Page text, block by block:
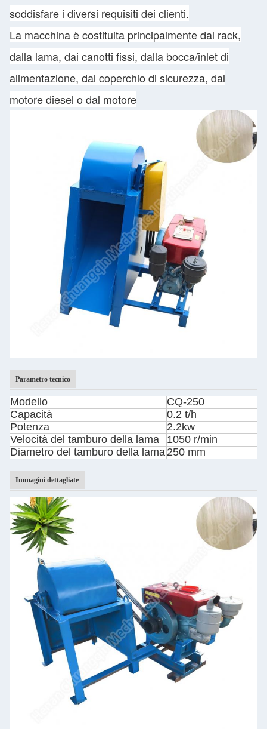
soddisfare i diversi requisiti dei clienti.
La macchina è costituita principalmente dal rack,
dalla lama, dai canotti fissi, dalla bocca/inlet di
alimentazione, dal coperchio di sicurezza, dal
motore diesel o dal motore
Parametro tecnico
Modello
CQ-250
Capacità
0.2 t/h
Potenza
2.2kw
Velocità del tamburo della lama
1050 r/min
Diametro del tamburo della lama 250 mm
Immagini dettagliate